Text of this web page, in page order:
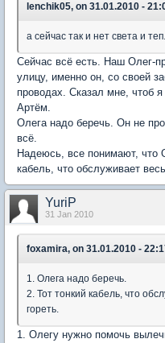
lenchik05, on 31.01.2010 -
а сейчас так и нет света и
Сейчас всё есть. Наш Олег-
улицу, именно он, со своей
проводах. Сказал мне, чтоб
Артём.
Олега надо беречь. Он не
всё.
Надеюсь, все понимают, что
кабель, что обслуживает
YuriP
31 Jan 2010
foxamira, on 31.01.2010 -
1. Олега надо беречь.
2. Тот тонкий кабель, что
гореть.
1. Олегу нужно помочь